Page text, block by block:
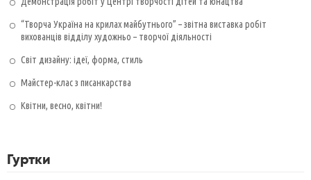
“Творча Україна на крилах майбутнього” – звітна виставка робіт
вихованців відділу художньо – творчої діяльності
Світ дизайну: ідеї, форма, стиль
Майстер-клас з писанкарства
Квітни, весно, квітни!
Гуртки